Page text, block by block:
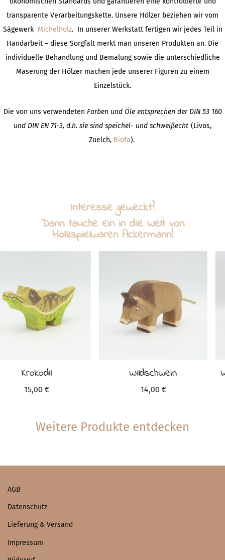
transparente Verarbeitungskette. Unsere Hölzer beziehen wir vom
Sägewerk Michelholz. In unserer Werkstatt fertigen wir jedes Teil in
Handarbeit – diese Sorgfalt merkt man unseren Produkten an. Die
individuelle Behandlung und Bemalung sowie die unterschiedliche
Maserung der Hölzer machen jede unserer Figuren zu einem
Einzelstück.
Die von uns verwendeten Farben und Öle entsprechen der DIN 53 160
und DIN EN 71-3, d.h. sie sind speichel- und schweißecht (Livos,
Zuelch, Biofa).
Interesse geweckt?
Dann tauche ein in die Welt von
Holzspielwaren Ackermann!
Wildschwein
14,00
Weihnachtskrippe im 11-
teiligen Set
Weitere Produkte entdecken
AGB
Datenschutz
Lieferung & Versand
Impressum